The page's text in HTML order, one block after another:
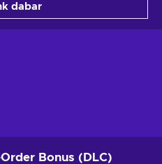
dabar
Bonus (DLC)